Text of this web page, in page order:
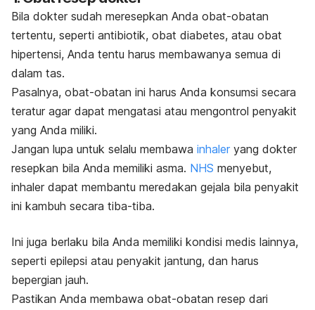
Bila dokter sudah meresepkan Anda obat-obatan
tertentu, seperti antibiotik, obat diabetes, atau obat
hipertensi, Anda tentu harus membawanya semua di
dalam tas.
Pasalnya, obat-obatan ini harus Anda konsumsi secara
teratur agar dapat mengatasi atau mengontrol penyakit
yang Anda miliki.
Jangan lupa untuk selalu membawa inhaler yang dokter
resepkan bila Anda memiliki asma. NHS menyebut,
inhaler dapat membantu meredakan gejala bila penyakit
ini kambuh secara tiba-tiba.
Ini juga berlaku bila Anda memiliki kondisi medis lainnya,
seperti epilepsi atau penyakit jantung, dan harus
bepergian jauh.
Pastikan Anda membawa obat-obatan resep dari